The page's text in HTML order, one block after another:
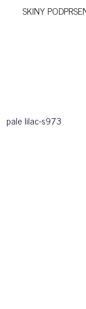
SKINY
pale lilac-s973